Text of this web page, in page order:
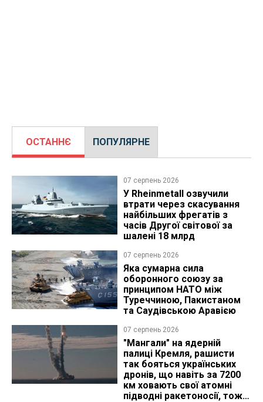
ОСТАННЄ ПОПУЛЯРНЕ
07 серпень 2026
У Rheinmetall озвучили
втрати через скасування
найбільших фрегатів з
часів Другої світової за
шалені 18 млрд
07 серпень 2026
Яка сумарна сила
оборонного союзу за
принципом НАТО між
Туреччиною, Пакистаном
та Саудівською Аравією
07 серпень 2026
"Мангали" на ядерній
палиці Кремля, рашисти
так бояться українських
дронів, що навіть за 7200
км ховають свої атомні
підводні ракетоносії, тож